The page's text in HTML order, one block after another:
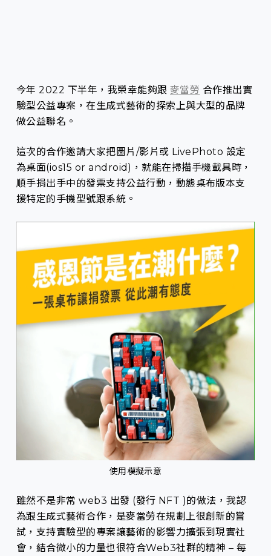
今年 2022 下半年，我榮幸能夠跟 麥當勞 合作推出實
驗型公益專案，在生成式藝術的探索上與大型的品牌
做公益聯名。
這次的合作邀請大家把圖片/影片或 LivePhoto 設定
為桌面(ios15 or android)，就能在掃描手機載具時，
順手捐出手中的發票支持公益行動，動態桌布版本支
援特定的手機型號跟系統。
使用模擬示意
雖然不是非常 web3 出發 (發行 NFT )的做法，我認
為跟生成式藝術合作，是麥當勞在規劃上很創新的嘗
試，支持實驗型的專案讓藝術的影響力擴張到現實社
會，結合微小的力量也很符合Web3社群的精神 – 每